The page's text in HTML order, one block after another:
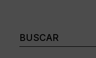
Buscar: